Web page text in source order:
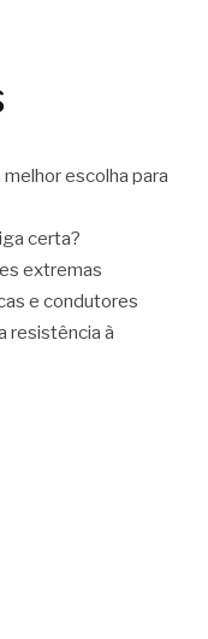
escolha para
certa?
extremas
e condutores
resistência à